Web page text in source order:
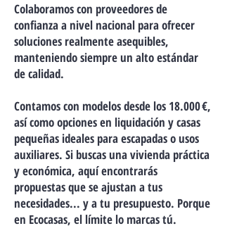
Colaboramos con proveedores de
confianza a nivel nacional para ofrecer
soluciones realmente asequibles,
manteniendo siempre un alto estándar
de calidad.
Contamos con modelos desde los 18.000 €,
así como opciones en liquidación y casas
pequeñas ideales para escapadas o usos
auxiliares. Si buscas una vivienda práctica
y económica, aquí encontrarás
propuestas que se ajustan a tus
necesidades... y a tu presupuesto. Porque
en Ecocasas, el límite lo marcas tú.